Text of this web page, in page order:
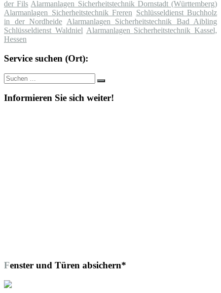
der Fils Alarmanlagen Sicherheitstechnik Dornstadt (Württemberg)
Alarmanlagen Sicherheitstechnik Freren Schlüsseldienst Buchholz
in der Nordheide Alarmanlagen Sicherheitstechnik Bad Aibling
Schlüsseldienst Waldniel Alarmanlagen Sicherheitstechnik Kassel,
Hessen
Service suchen (Ort):
Suche
nach:
Suchen
Informieren Sie sich weiter!
Fenster und Türen absichern*